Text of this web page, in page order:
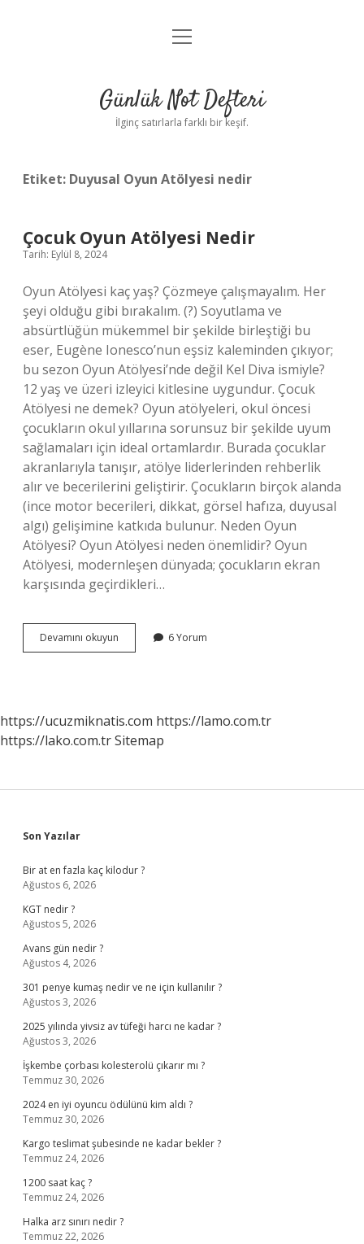
Anasayfa
Yasal Uyarı
menüyü
Günlük Not Defteri
İlginç satırlarla farklı bir keşif.
Etiket: Duyusal Oyun Atölyesi nedir
Çocuk Oyun Atölyesi Nedir
Tarih: Eylül 8, 2024
Oyun Atölyesi kaç yaş? Çözmeye çalışmayalım. Her
şeyi olduğu gibi bırakalım. (?) Soyutlama ve
absürtlüğün mükemmel bir şekilde birleştiği bu
eser, Eugène Ionesco’nun eşsiz kaleminden çıkıyor;
bu sezon Oyun Atölyesi’nde değil Kel Diva ismiyle?
12 yaş ve üzeri izleyici kitlesine uygundur. Çocuk
Atölyesi ne demek? Oyun atölyeleri, okul öncesi
çocukların okul yıllarına sorunsuz bir şekilde uyum
sağlamaları için ideal ortamlardır. Burada çocuklar
akranlarıyla tanışır, atölye liderlerinden rehberlik
alır ve becerilerini geliştirir. Çocukların birçok alanda
(ince motor becerileri, dikkat, görsel hafıza, duyusal
algı) gelişimine katkıda bulunur. Neden Oyun
Atölyesi? Oyun Atölyesi neden önemlidir? Oyun
Atölyesi, modernleşen dünyada; çocukların ekran
karşısında geçirdikleri…
Devamını okuyun
Oyun
6 Yorum
https://ucuzmiknatis.com https://lamo.com.tr
https://lako.com.trSitemap
Sidebar
Son Yazılar
Bir at en fazla kaç kilodur ?
Ağustos 6, 2026
KGT nedir ?
Ağustos 5, 2026
Avans gün nedir ?
Ağustos 4, 2026
301 penye kumaş nedir ve ne için kullanılır ?
Ağustos 3, 2026
2025 yılında yivsiz av tüfeği harcı ne kadar ?
Ağustos 3, 2026
İşkembe çorbası kolesterolü çıkarır mı ?
Temmuz 30, 2026
2024 en iyi oyuncu ödülünü kim aldı ?
Temmuz 30, 2026
Kargo teslimat şubesinde ne kadar bekler ?
Temmuz 24, 2026
1200 saat kaç ?
Temmuz 24, 2026
Halka arz sınırı nedir ?
Temmuz 22, 2026